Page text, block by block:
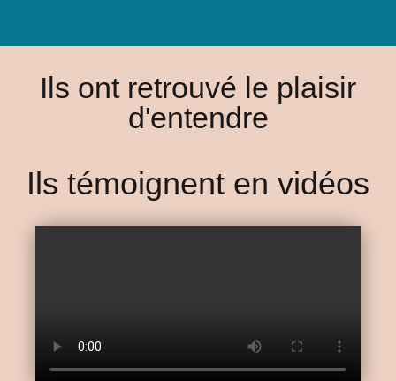
Ils ont retrouvé le plaisir
d'entendre
Ils témoignent en vidéos